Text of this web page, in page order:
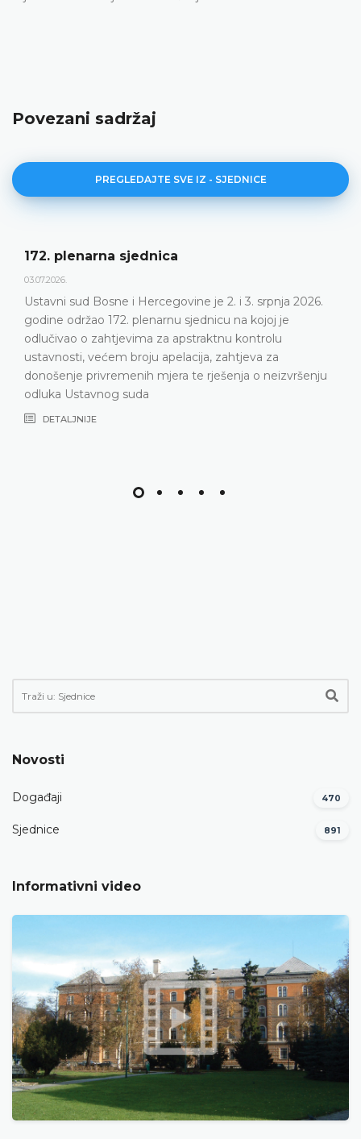
Povezani sadržaj
PREGLEDAJTE SVE IZ - SJEDNICE
172. plenarna sjednica
03.07.2026.
Ustavni sud Bosne i Hercegovine je 2. i 3. srpnja 2026.
godine održao 172. plenarnu sjednicu na kojoj je
odlučivao o zahtjevima za apstraktnu kontrolu
ustavnosti, većem broju apelacija, zahtjeva za
donošenje privremenih mjera te rješenja o neizvršenju
odluka Ustavnog suda
DETALJNIJE
Novosti
Događaji 470
Sjednice 891
Informativni video